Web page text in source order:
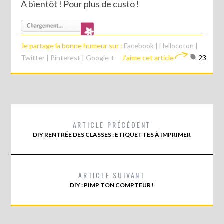
A bientôt ! Pour plus de custo !
Je partage la bonne humeur sur : Facebook | Hellocoton |
Twitter | Pinterest | Google + J'aime cet article 23
ARTICLE PRÉCÉDENT
DIY RENTRÉE DES CLASSES : ETIQUETTES À IMPRIMER
ARTICLE SUIVANT
DIY : PIMP TON COMPTEUR !